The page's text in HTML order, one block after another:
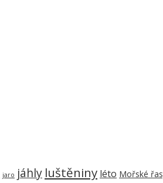
jaro jáhly luštěniny léto Mořské